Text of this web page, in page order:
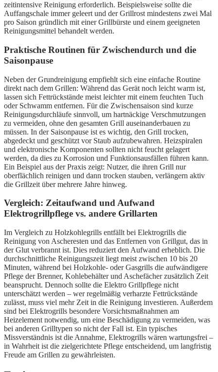
zeitintensive Reinigung erforderlich. Beispielsweise sollte die
Auffangschale immer geleert und der Grillrost mindestens zwei Mal
pro Saison gründlich mit einer Grillbürste und einem geeigneten
Reinigungsmittel behandelt werden.
Praktische Routinen für Zwischendurch und die
Saisonpause
Neben der Grundreinigung empfiehlt sich eine einfache Routine
direkt nach dem Grillen: Während das Gerät noch leicht warm ist,
lassen sich Fettrückstände meist leichter mit einem feuchten Tuch
oder Schwamm entfernen. Für die Zwischensaison sind kurze
Reinigungsdurchläufe sinnvoll, um hartnäckige Verschmutzungen
zu vermeiden, ohne den gesamten Grill auseinanderbauen zu
müssen. In der Saisonpause ist es wichtig, den Grill trocken,
abgedeckt und geschützt vor Staub aufzubewahren. Heizspiralen
und elektronische Komponenten sollten nicht feucht gelagert
werden, da dies zu Korrosion und Funktionsausfällen führen kann.
Ein Beispiel aus der Praxis zeigt: Nutzer, die ihren Grill nur
oberflächlich reinigen und dann trocken stauben, verlängern aktiv
die Grillzeit über mehrere Jahre hinweg.
Vergleich: Zeitaufwand und Aufwand
Elektrogrillpflege vs. andere Grillarten
Im Vergleich zu Holzkohlegrills entfällt bei Elektrogrills die
Reinigung von Ascheresten und das Entfernen von Grillgut, das in
der Glut verbrannt ist. Dies reduziert den Aufwand erheblich. Die
durchschnittliche Reinigungszeit liegt meist zwischen 10 bis 20
Minuten, während bei Holzkohle- oder Gasgrills die aufwändigere
Pflege der Brenner, Kohlebehälter und Aschefächer zusätzlich Zeit
beansprucht. Dennoch sollte die Elektro Grillpflege nicht
unterschätzt werden – wer regelmäßig verharzte Fettrückstände
zulässt, muss viel mehr Zeit in die Reinigung investieren. Außerdem
sind bei Elektrogrills besondere Vorsichtsmaßnahmen am
Heizelement notwendig, um eine Beschädigung zu vermeiden, was
bei anderen Grilltypen so nicht der Fall ist. Ein typisches
Missverständnis ist die Annahme, Elektrogrills wären wartungsfrei –
in Wahrheit ist die zielgerichtete Pflege entscheidend, um langfristig
Freude am Grillen zu gewährleisten.